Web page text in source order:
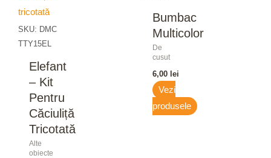
SKU: DMC
TTY15EL
Elefant
– Kit
Pentru
Căciuliță
Tricotată
Alte
obiecte
Bumbac
Multicolor
De
cusut
6,00 lei
Vezi
produsele